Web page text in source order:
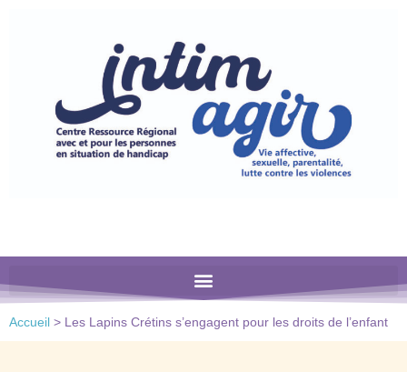
comprend
Accueil > Les Lapins Crétins s’engagent pour les droits de l’enfant